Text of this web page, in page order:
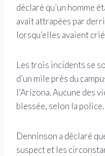
déclaré qu’un homme
avait attrapées par
lorsqu’elles avaient
Les trois incidents se
d’un mile près du
l’Arizona. Aucune des
blessée, selon la police.
Denninson a déclaré
suspect et les